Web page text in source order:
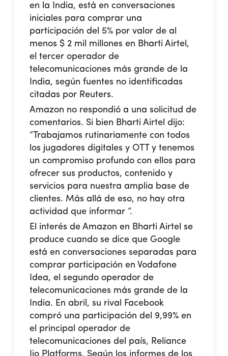
en la India, está en conversaciones
iniciales para comprar una
participación del 5% por valor de al
menos $ 2 mil millones en Bharti Airtel,
el tercer operador de
telecomunicaciones más grande de la
India, según fuentes no identificadas
citadas por Reuters.
Amazon no respondió a una solicitud de
comentarios. Si bien Bharti Airtel dijo:
“Trabajamos rutinariamente con todos
los jugadores digitales y OTT y tenemos
un compromiso profundo con ellos para
ofrecer sus productos, contenido y
servicios para nuestra amplia base de
clientes. Más allá de eso, no hay otra
actividad que informar “.
El interés de Amazon en Bharti Airtel se
produce cuando se dice que Google
está en conversaciones separadas para
comprar participación en Vodafone
Idea, el segundo operador de
telecomunicaciones más grande de la
India. En abril, su rival Facebook
compró una participación del 9,99% en
el principal operador de
telecomunicaciones del país, Reliance
Jio Platforms. Según los informes de los